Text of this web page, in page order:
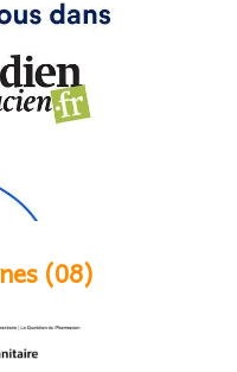
(08)